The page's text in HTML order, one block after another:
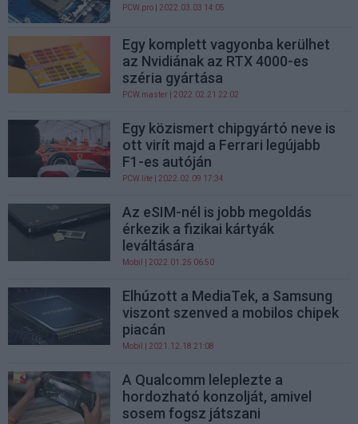
PCW.pro | 2022.03.03 14:05
Egy komplett vagyonba kerülhet
az Nvidiának az RTX 4000-es
széria gyártása
PCW.master | 2022.02.21 22:02
Egy közismert chipgyártó neve is
ott virít majd a Ferrari legújabb
F1-es autóján
PCW.lite | 2022.02.09 17:34
Az eSIM-nél is jobb megoldás
érkezik a fizikai kártyák
leváltására
Mobil | 2022.01.25 06:50
Elhúzott a MediaTek, a Samsung
viszont szenved a mobilos chipek
piacán
Mobil | 2021.12.18 21:08
A Qualcomm leleplezte a
hordozható konzolját, amivel
sosem fogsz játszani